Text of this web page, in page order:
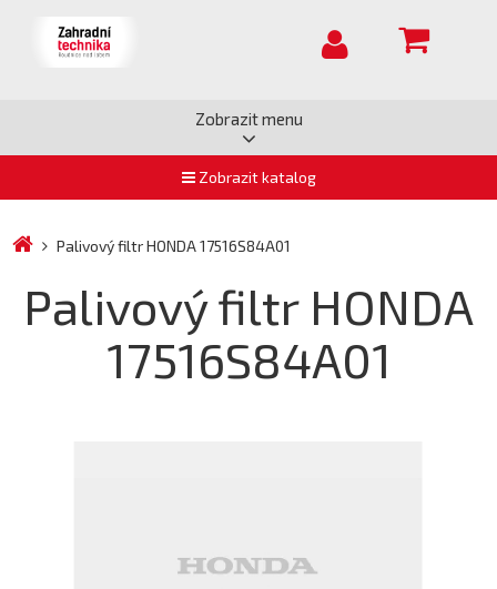
Zobrazit menu
Zobrazit katalog
Palivový filtr HONDA 17516S84A01
Palivový filtr HONDA
17516S84A01